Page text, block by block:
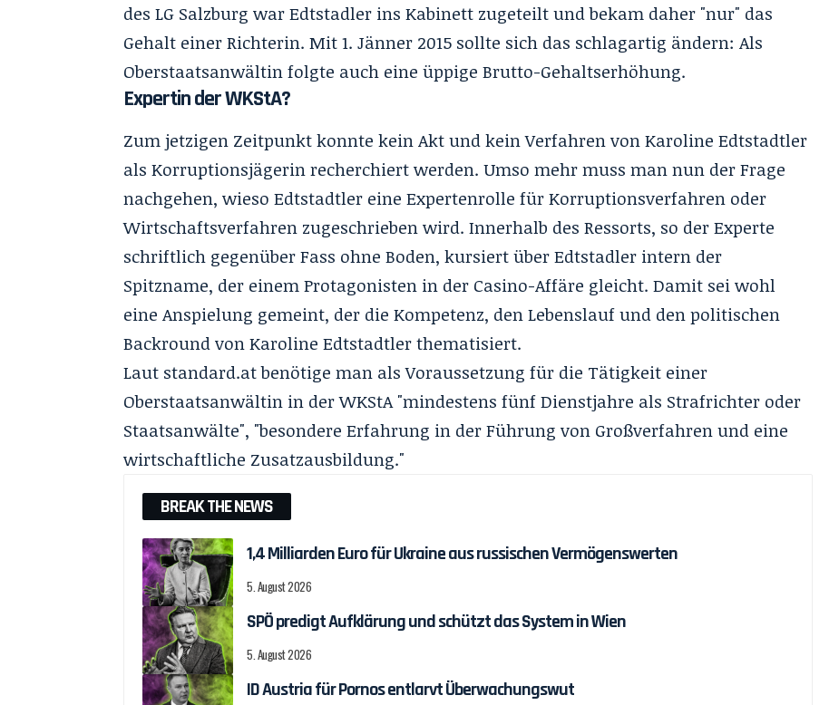
des LG Salzburg war Edtstadler ins Kabinett zugeteilt und bekam daher "nur" das
Gehalt einer Richterin. Mit 1. Jänner 2015 sollte sich das schlagartig ändern: Als
Oberstaatsanwältin folgte auch eine üppige Brutto-Gehaltserhöhung.
Expertin der WKStA?
Zum jetzigen Zeitpunkt konnte kein Akt und kein Verfahren von Karoline Edtstadtler
als Korruptionsjägerin recherchiert werden. Umso mehr muss man nun der Frage
nachgehen, wieso Edtstadtler eine Expertenrolle für Korruptionsverfahren oder
Wirtschaftsverfahren zugeschrieben wird. Innerhalb des Ressorts, so der Experte
schriftlich gegenüber Fass ohne Boden, kursiert über Edtstadler intern der
Spitzname, der einem Protagonisten in der Casino-Affäre gleicht. Damit sei wohl
eine Anspielung gemeint, der die Kompetenz, den Lebenslauf und den politischen
Backround von Karoline Edtstadtler thematisiert.
Laut standard.atbenötige man als Voraussetzung für die Tätigkeit einer
Oberstaatsanwältin in der WKStA "mindestens fünf Dienstjahre als Strafrichter oder
Staatsanwälte", "besondere Erfahrung in der Führung von Großverfahren und eine
wirtschaftliche Zusatzausbildung."
BREAK THE NEWS
1,4 Milliarden Euro für Ukraine aus russischen Vermögenswerten
5. August 2026
SPÖ predigt Aufklärung und schützt das System in Wien
5. August 2026
ID Austria für Pornos entlarvt Überwachungswut